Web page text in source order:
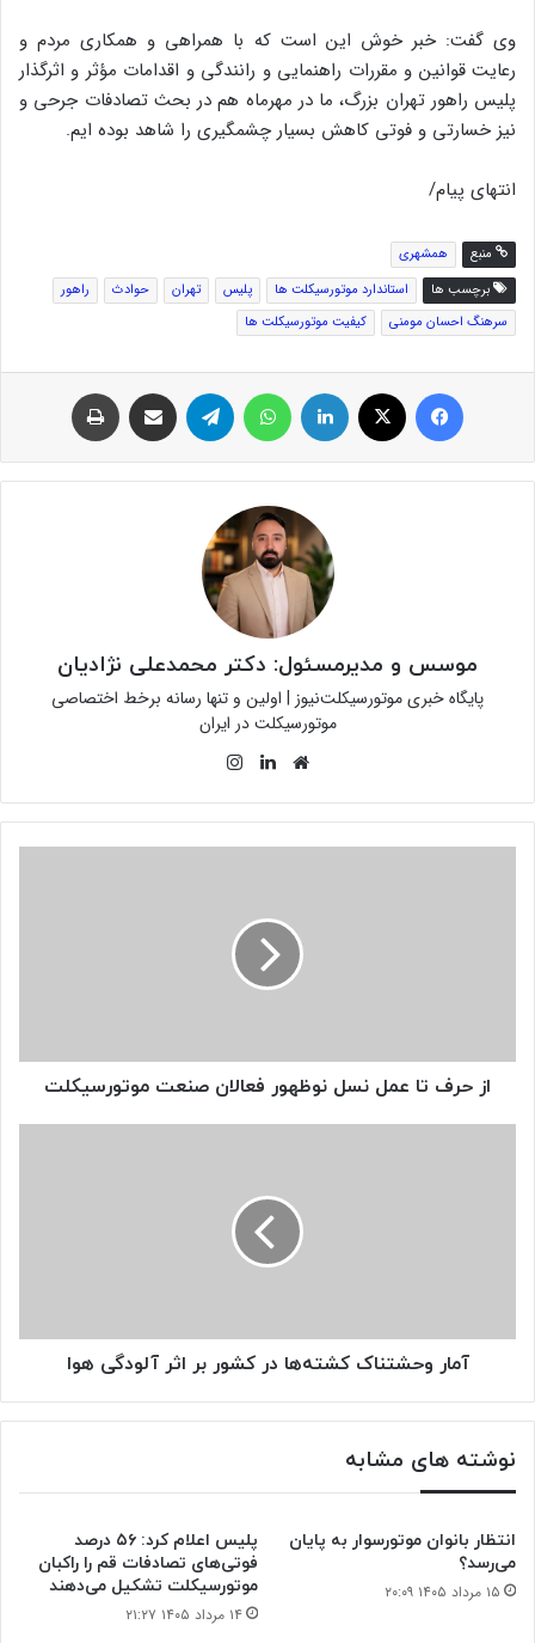
وی گفت: خبر خوش این است که با همراهی و همکاری مردم و
رعایت قوانین و مقررات راهنمایی و رانندگی و اقدامات مؤثر و اثرگذار
پلیس راهور تهران بزرگ، ما در مهرماه هم در بحث تصادفات جرحی و
نیز خسارتی و فوتی کاهش بسیار چشمگیری را شاهد بوده ایم.
انتهای پیام/
منبع
همشهری
برچسب ها
استاندارد موتورسیکلت ها پلیس تهران حوادث
راهور
سرهنگ احسان مومنی
کیفیت موتورسیکلت ها
فیس بوک لینکدین تلگرام اشتراک گذاری از طریق ایمیل
موسس و مدیرمسئول: دکتر محمدعلی نژادیان
پایگاه خبری موتورسیکلت‌نیوز | اولین و تنها رسانه برخط اختصاصی
موتورسیکلت در ایران
وبسایتلینکدین
موتورسیکلت
از حرف تا عمل نسل نوظهور فعالان صنعت موتورسیکلت
هوا
آمار وحشتناک کشته‌ها در کشور بر اثر آلودگی هوا
نوشته های مشابه
انتظار بانوان موتورسوار به پایان
می‌رسد؟
۱۵ مرداد ۱۴۰۵ ۲۰:۰۹
پلیس اعلام کرد: ۵۶ درصد
فوتی‌های تصادفات قم را راکبان
موتورسیکلت تشکیل می‌دهند
۱۴ مرداد ۱۴۰۵ ۲۱:۲۷